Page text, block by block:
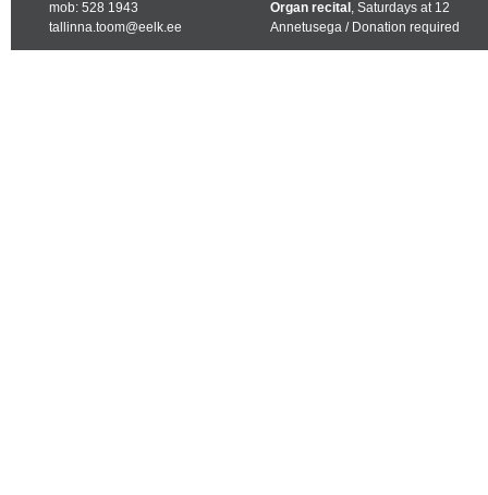
mob: 528 1943
tallinna.toom@eelk.ee
Organ recital , Saturdays at 12
Annetusega / Donation required